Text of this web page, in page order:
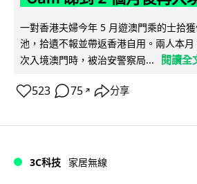
一對香港夫婦今年 5 月遊澳門乘的士拾
池，拾遺不報並帶返香港自用。兩人本
次入境澳門時，被治安警察局...
閱讀全
523 75 ↗ 分享
3C科技 家居無線